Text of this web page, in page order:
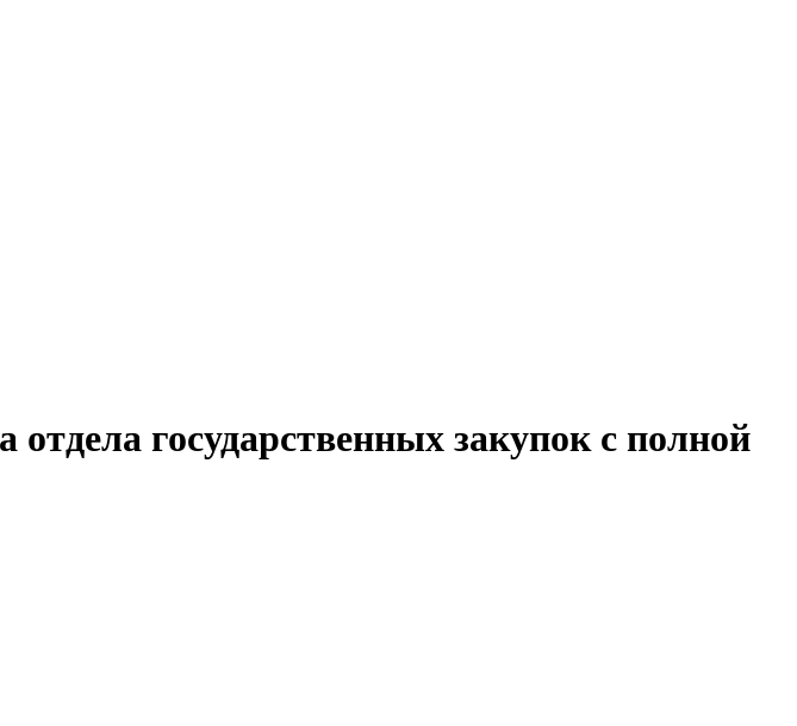
государственных закупок с полной